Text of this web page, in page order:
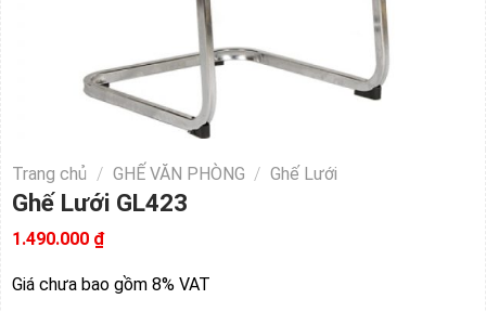
Trang chủ / GHẾ VĂN PHÒNG / Ghế Lưới
Ghế Lưới GL423
1.490.000 ₫
Giá chưa bao gồm 8% VAT